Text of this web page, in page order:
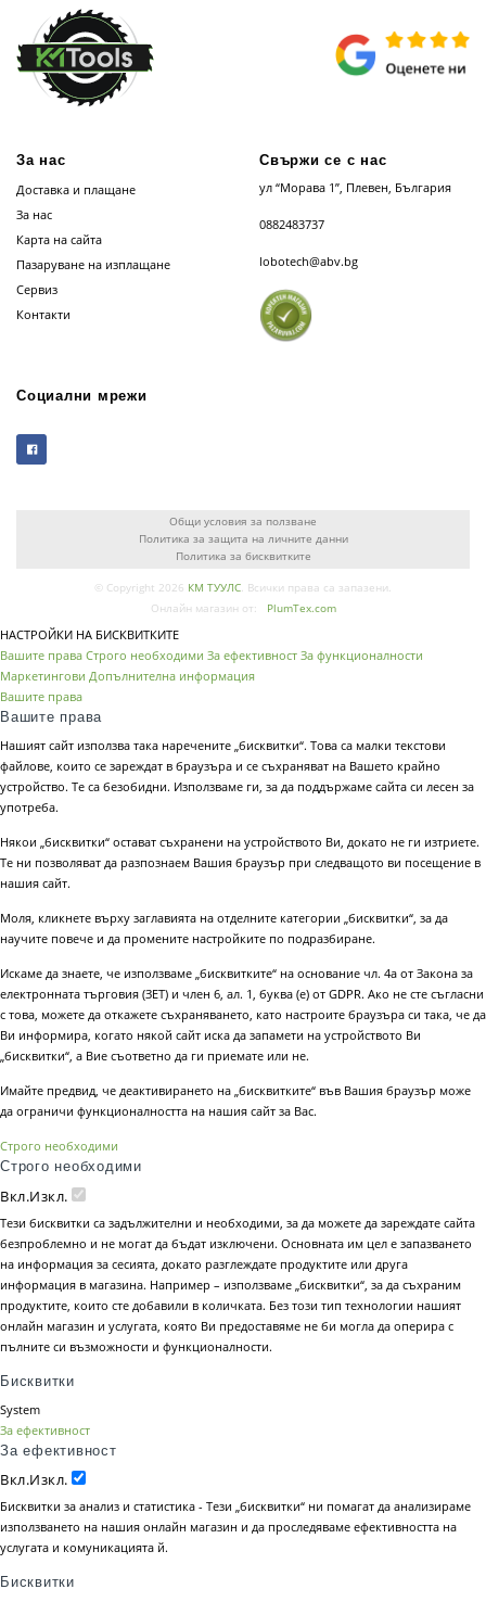
За нас
Доставка и плащане
За нас
Карта на сайта
Пазаруване на изплащане
Сервиз
Контакти
Свържи се с нас
ул “Морава 1”, Плевен, България
0882483737
lobotech@abv.bg
Социални мрежи
Общи условия за ползване
Политика за защита на личните данни
Политика за бисквитките
© Copyright 2026 КМ ТУУЛС. Всички права са запазени.
Онлайн магазин от:
PlumTex.com
НАСТРОЙКИ НА БИСКВИТКИТЕ
Вашите права Строго необходими За ефективност За функционалности
Маркетингови Допълнителна информация
Вашите права
Вашите права
Нашият сайт използва така наречените „бисквитки“. Това са малки текстови
файлове, които се зареждат в браузъра и се съхраняват на Вашето крайно
устройство. Те са безобидни. Използваме ги, за да поддържаме сайта си лесен за
употреба.
Някои „бисквитки“ остават съхранени на устройството Ви, докато не ги изтриете.
Те ни позволяват да разпознаем Вашия браузър при следващото ви посещение в
нашия сайт.
Моля, кликнете върху заглавията на отделните категории „бисквитки“, за да
научите повече и да промените настройките по подразбиране.
Искаме да знаете, че използваме „бисквитките“ на основание чл. 4а от Закона за
електронната търговия (ЗЕТ) и член 6, ал. 1, буква (е) от GDPR. Ако не сте съгласни
с това, можете да откажете съхраняването, като настроите браузъра си така, че да
Ви информира, когато някой сайт иска да запамети на устройството Ви
„бисквитки“, а Вие съответно да ги приемате или не.
Имайте предвид, че деактивирането на „бисквитките“ във Вашия браузър може
да ограничи функционалността на нашия сайт за Вас.
Строго необходими
Строго необходими
Вкл.Изкл.
Тези бисквитки са задължителни и необходими, за да можете да зареждате сайта
безпроблемно и не могат да бъдат изключени. Основната им цел е запазването
на информация за сесията, докато разглеждате продуктите или друга
информация в магазина. Например – използваме „бисквитки“, за да съхраним
продуктите, които сте добавили в количката. Без този тип технологии нашият
онлайн магазин и услугата, която Ви предоставяме не би могла да оперира с
пълните си възможности и функционалности.
Бисквитки
System
За ефективност
За ефективност
Вкл.Изкл.
Бисквитки за анализ и статистика - Тези „бисквитки“ ни помагат да анализираме
използването на нашия онлайн магазин и да проследяваме ефективността на
услугата и комуникацията й.
Бисквитки